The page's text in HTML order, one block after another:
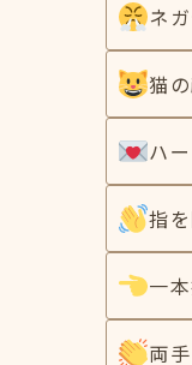
ネ
猫
ハ
指
一
両